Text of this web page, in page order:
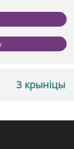
3 крыніцы